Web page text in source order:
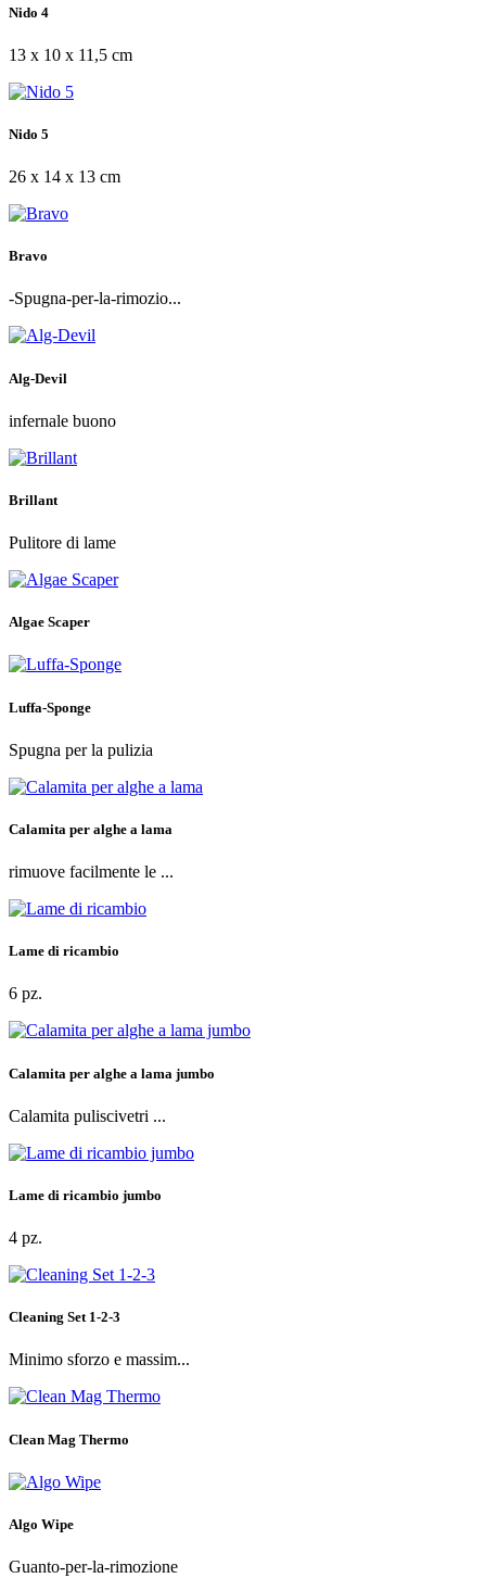
Nido 4
13 x 10 x 11,5 cm
Nido 5
26 x 14 x 13 cm
Bravo
-Spugna-per-la-rimozio...
Alg-Devil
infernale buono
Brillant
Pulitore di lame
Algae Scaper
Luffa-Sponge
Spugna per la pulizia
Calamita per alghe a lama
rimuove facilmente le ...
Lame di ricambio
6 pz.
Calamita per alghe a lama jumbo
Calamita puliscivetri ...
Lame di ricambio jumbo
4 pz.
Cleaning Set 1-2-3
Minimo sforzo e massim...
Clean Mag Thermo
Algo Wipe
Guanto-per-la-rimozione